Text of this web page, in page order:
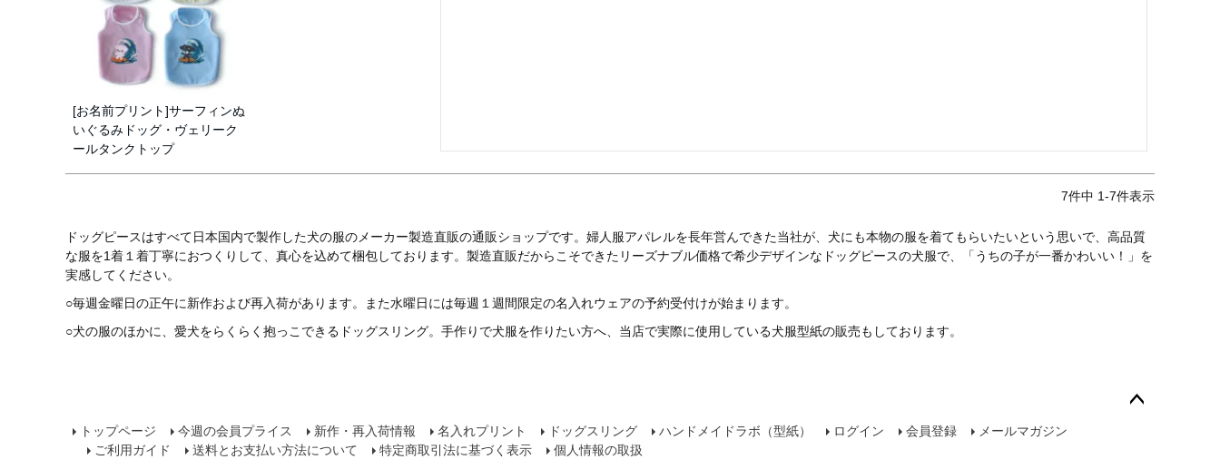
[お名前プリント]サーフィンぬ
いぐるみドッグ・ヴェリーク
ールタンクトップ
7件中 1-7件表示
ドッグピースはすべて日本国内で製作した犬の服のメーカー製造直販の通販ショップです。婦人服アパレルを長年営んできた当社が、犬にも本物の服を着てもらいたいという思いで、高品質
な服を1着１着丁寧におつくりして、真心を込めて梱包しております。製造直販だからこそできたリーズナブル価格で希少デザインなドッグピースの犬服で、「うちの子が一番かわいい！」を
実感してください。
○毎週金曜日の正午に新作および再入荷があります。また水曜日には毎週１週間限定の名入れウェアの予約受付けが始まります。
○犬の服のほかに、愛犬をらくらく抱っこできるドッグスリング。手作りで犬服を作りたい方へ、当店で実際に使用している犬服型紙の販売もしております。
トップページ 今週の会員プライス 新作・再入荷情報 名入れプリント ドッグスリング ハンドメイドラボ（型紙） ログイン 会員登録
メールマガジン
ご利用ガイド
送料とお支払い方法について 特定商取引法に基づく表示 個人情報の取扱